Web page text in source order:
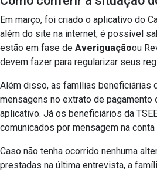
Em março, foi criado o aplicativo do
além do site na internet, é possível
estão em fase de Averiguaçãoou
devem fazer para regularizar seus
Além disso, as famílias beneficiárias
mensagens no extrato de
aplicativo. Já os beneficiários da
comunicados por mensagem na
Caso não tenha ocorrido nenhuma
prestadas na última entrevista, a